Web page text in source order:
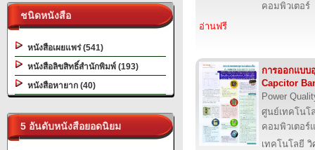
ชนิดหนังสือ
หนังสือเผยแพร่ (541)
หนังสือลิขสิทธิ์สำนักพิมพ์ (193)
หนังสือหายาก (40)
5 อันดับหนังสือยอดนิยม
คอมพิวเตอร์
อ่านฟรี
การออกแบบ
Capcitor
Power
ศูนย์เทคโนโ
คอมพิวเตอร์
เทคโนโลยี